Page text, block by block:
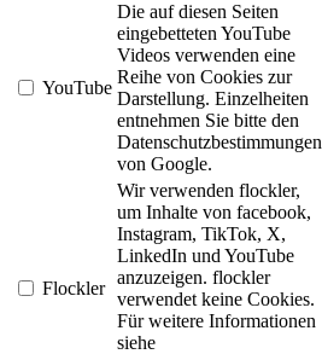
YouTube
Die auf diesen Seiten
eingebetteten YouTube
Videos verwenden eine
Reihe von Cookies zur
Darstellung. Einzelheiten
entnehmen Sie bitte den
Datenschutzbestimmungen
von Google.
Flockler
Wir verwenden flockler,
um Inhalte von facebook,
Instagram, TikTok, X,
LinkedIn und YouTube
anzuzeigen. flockler
verwendet keine Cookies.
Für weitere Informationen
siehe